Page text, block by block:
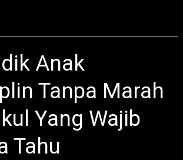
Anak
Tanpa Marah
Yang Wajib
Tahu